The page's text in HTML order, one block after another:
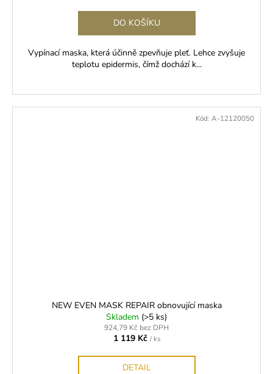
DO KOŠÍKU
Vypínací maska, která účinně zpevňuje pleť. Lehce zvyšuje
teplotu epidermis, čímž dochází k...
NEW EVEN MASK REPAIR obnovující maska
Skladem (>5 ks)
924,79 Kč bez DPH
1 119 Kč / ks
DETAIL
Kód: A-12120050